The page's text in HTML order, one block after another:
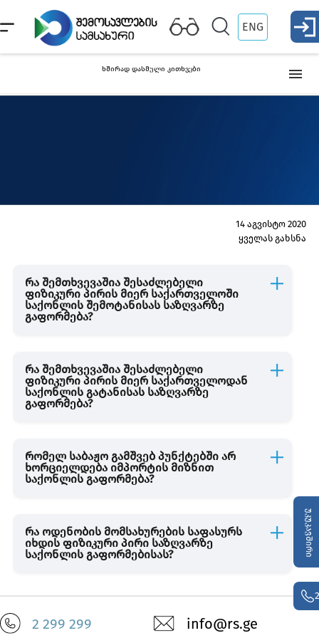
ENG
უკუკავშირი
ხშირად დასმული კითხვები
იარაღის გადაადგილება
ვალუტის გადაადგილება
ინტერნეტ შესყიდვები / საფოსტო გზავნილები
მძღოლებისთვის
TAX FREE
14 აგვისტო 2020
ყველას გახსნა
რა შემთხვევაშია შესაძლებელი
ფიზიკური პირის მიერ საქართველოში
საქონლის შემოტანისას საზღვარზე
გაფორმება?
რა შემთხვევაშია შესაძლებელი
ფიზიკური პირის მიერ საქართველოდან
საქონლის გატანისას საზღვარზე
გაფორმება?
რომელ საბაჟო გამშვებ პუნქტებში არ
ხორციელდება იმპორტის მიზნით
საქონლის გაფორმება?
რა ოდენობის მომსახურების საფასურს
იხდის ფიზიკური პირი საზღვარზე
საქონლის გაფორმებისას?
info@rs.ge
2 299 299